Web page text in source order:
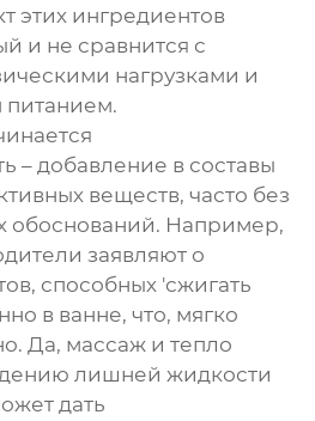
этих ингредиентов
и не сравнится с
нагрузками и
– добавление в составы
веществ, часто без
обоснований. Например,
заявляют о
способных 'сжигать
в ванне, что, мягко
Да, массаж и тепло
лишней жидкости
дать